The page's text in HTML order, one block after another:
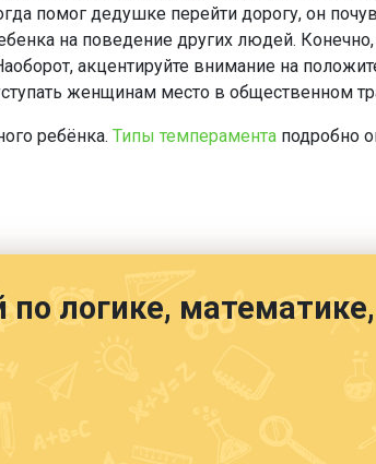
помог дедушке перейти дорогу, он
на поведение других людей. Конечно,
акцентируйте внимание на
женщинам место в общественном
ребёнка. Типы темперамента подробно
по логике,